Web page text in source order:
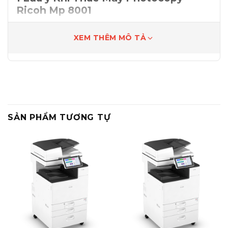
Ricoh Mp 8001
mực, vật tư… )
nơi và chuyển giao kỹ thuật hoàn toàn
miễn phí.
Bảng giá trên chưa bao gồm 10% V.A.T
Thuê Máy Photocopy Ricoh Mp
Công suất lớn phù hợp công năng sử
XEM THÊM MÔ TẢ
SẢN PHẨM TƯƠNG TỰ